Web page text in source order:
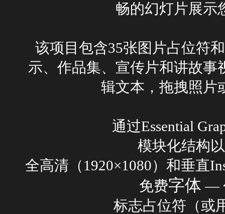
畅的幻灯片展示
该项目包含35张图片占位符
示、作品集、宣传片和讲故
辑文本，拖拽照片
通过Essential
模块化结构
全高清（1920×1080）和垂直
免费字体 —
标志占位符（或